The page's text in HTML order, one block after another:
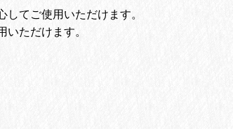
てご使用いただけます。
ただけます。